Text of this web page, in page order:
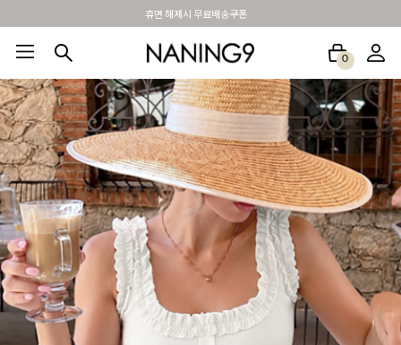
BEST 포토리뷰 - 매주 2명추첨 3만원쿠폰
0
BEST100🤍 NEW5% 베스트재진행 썸머여행룩 아울렛 하객&모임룩